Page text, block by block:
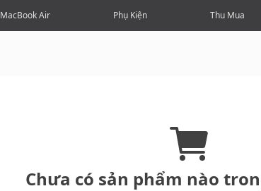
MacBook Air Phụ Kiện Thu Mua
Chưa có sản phẩm nào